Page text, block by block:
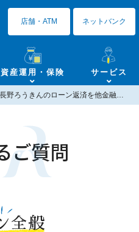
資産運用・保険 サービス
店舗・ATM ネットバンク
長野ろうきんのローン返済を他金融機関の口座から引き落として貰う事は可能でしょうか？
ご質問
全般